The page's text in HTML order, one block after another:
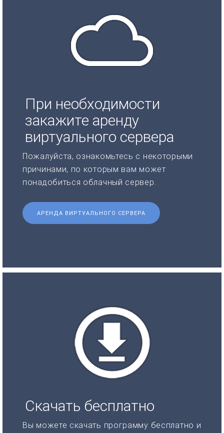
При необходимости
закажите аренду
виртуального сервера
Пожалуйста, ознакомьтесь с некоторыми
причинами, по которым вам может
понадобиться облачный сервер.
АРЕНДА ВИРТУАЛЬНОГО СЕРВЕРА
Скачать бесплатно
Вы можете скачать программу бесплатно и